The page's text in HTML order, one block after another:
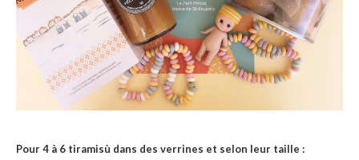
Pour 4 à 6 tiramisù dans des verrines et selon leur taille :